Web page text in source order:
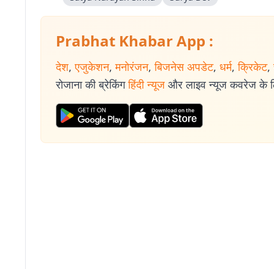
Prabhat Khabar App :
देश, एजुकेशन, मनोरंजन, बिजनेस अपडेट, धर्म, क्रिकेट,
रोजाना की ब्रेकिंग हिंदी न्यूज और लाइव न्यूज कवरेज के